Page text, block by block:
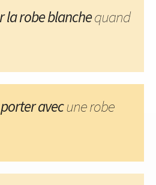
la robe blanchequand
avecune robe